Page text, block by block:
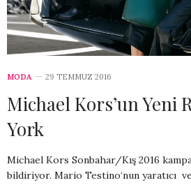
MODA 29 TEMMUZ 2016
Michael Kors’un Yeni
York
Michael Kors Sonbahar/Kış 2016
bildiriyor. Mario Testino‘nun yaratıcı